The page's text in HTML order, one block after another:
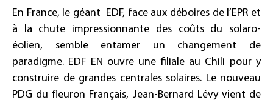
En France, le géant EDF, face aux déboires de l’EPR et
à la chute impressionnante des coûts du solaro-
éolien, semble entamer un changement de
paradigme. EDF EN ouvre une filiale au Chili pour y
construire de grandes centrales solaires. Le nouveau
PDG du fleuron Français, Jean-Bernard Lévy vient de